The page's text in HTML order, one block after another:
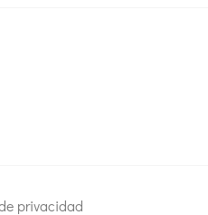
privacidad